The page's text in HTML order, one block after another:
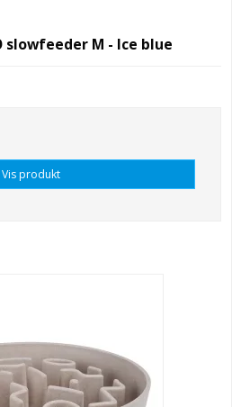
slowfeeder M - Ice blue
Vis produkt